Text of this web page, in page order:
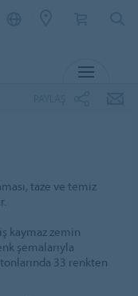
taze ve temiz
kaymaz zemin
şemalarıyla
33 renkten